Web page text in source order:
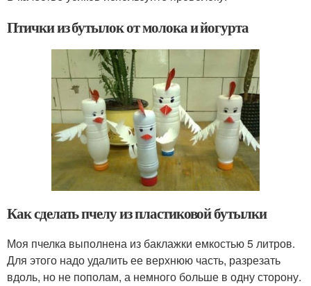
Птички из бутылок от молока и йогурта
Как сделать пчелу из пластиковой бутылки
Моя пчелка выполнена из баклажки емкостью 5 литров.
Для этого надо удалить ее верхнюю часть, разрезать
вдоль, но не пополам, а немного больше в одну сторону.